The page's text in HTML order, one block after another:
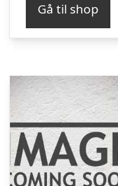
Gå til shop